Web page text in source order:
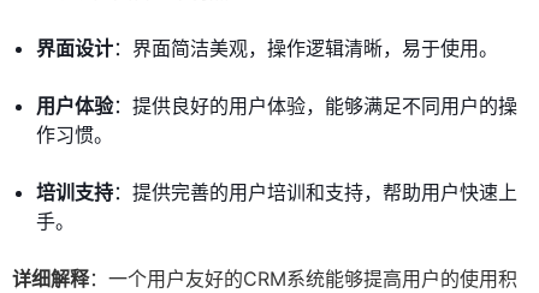
界面设计：界面简洁美观，操作逻辑清晰，易于使用。
用户体验：提供良好的用户体验，能够满足不同用户的操
作习惯。
培训支持：提供完善的用户培训和支持，帮助用户快速上
手。
详细解释：一个用户友好的CRM系统能够提高用户的使用积